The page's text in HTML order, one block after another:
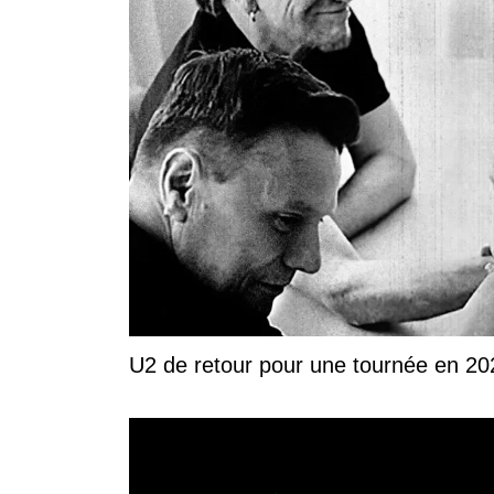
U2 de retour pour une tournée en